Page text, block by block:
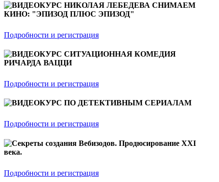
ВИДЕОКУРС НИКОЛАЯ ЛЕБЕДЕВА СНИМАЕМ
КИНО: "ЭПИЗОД ПЛЮС ЭПИЗОД"
Подробности и регистрация
ВИДЕОКУРС СИТУАЦИОННАЯ КОМЕДИЯ
РИЧАРДА ВАЦЦИ
Подробности и регистрация
ВИДЕОКУРС ПО ДЕТЕКТИВНЫМ СЕРИАЛАМ
Подробности и регистрация
Секреты создания Вебизодов. Продюсирование XXI
века.
Подробности и регистрация